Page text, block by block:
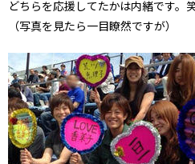
どちらを応援してたかは内緒です。
（写真を見たら一目瞭然ですが）